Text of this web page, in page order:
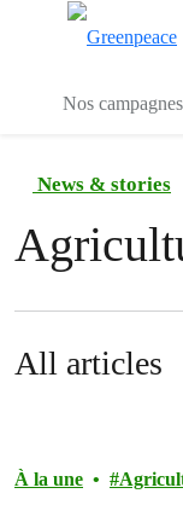
Nos campagnes
News & stories
All articles
À la une